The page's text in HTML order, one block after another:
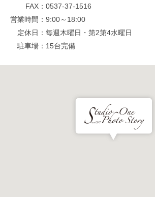
FAX
0537-37-1516
営業時間
9:00～18:00
定休日
毎週木曜日・第2第4水曜日
駐車場
15台完備